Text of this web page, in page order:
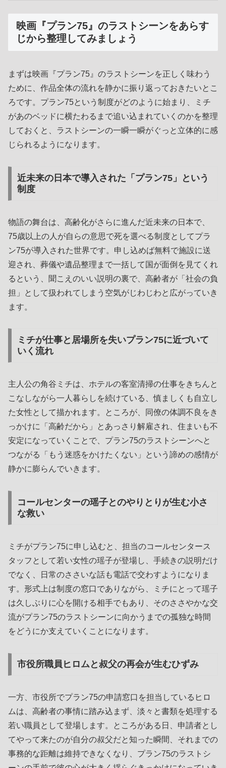
映画『プラン75』のラストシーンをあらす
じから整理してみましょう
まずは映画『プラン75』のラストシーンを正しく味わう
ために、作品全体の流れを静かに振り返っておきたいとこ
ろです。プラン75という制度がどのように始まり、ミチ
があのベッドに横たわるまで追い込まれていくのかを整理
しておくと、ラストシーンの一瞬一瞬がぐっと立体的に感
じられるようになります。
近未来の日本で導入された「プラン75」という
制度
物語の舞台は、高齢化がさらに進んだ近未来の日本で、
75歳以上の人が自らの意思で死を選べる制度としてプラ
ン75が導入された世界です。申し込めば無料で施設に送
迎され、葬儀や遺品整理まで一括して国が面倒を見てくれ
るという、聞こえのいい説明の裏で、高齢者が「社会の負
担」として扱われてしまう空気がじわじわと広がっていき
ます。
ミチが仕事と居場所を失いプラン75に近づいて
いく流れ
主人公の角谷ミチは、ホテルの客室清掃の仕事をきちんと
こなしながら一人暮らしを続けている、慎ましくも自立し
た女性として描かれます。ところが、同僚の体調不良をき
っかけに「高齢だから」とあっさり解雇され、住まいも不
安定になっていくことで、プラン75のラストシーンへと
つながる「もう迷惑をかけたくない」という諦めの感情が
静かに膨らんでいきます。
コールセンターの瑶子とのやりとりが生む小さ
な救い
ミチがプラン75に申し込むと、担当のコールセンタース
タッフとして若い女性の瑶子が登場し、手続きの説明だけ
でなく、日常のささいな話も電話で交わすようになりま
す。形式上は制度の窓口でありながら、ミチにとって瑶子
は久しぶりに心を開ける相手でもあり、そのささやかな交
流がプラン75のラストシーンに向かうまでの孤独な時間
をどうにか支えていくことになります。
市役所職員ヒロムと叔父の再会が生むひずみ
一方、市役所でプラン75の申請窓口を担当しているヒロ
ムは、高齢者の事情に踏み込まず、淡々と書類を処理する
若い職員として登場します。ところがある日、申請者とし
てやって来たのが自分の叔父だと知った瞬間、それまでの
事務的な距離は維持できなくなり、プラン75のラストシ